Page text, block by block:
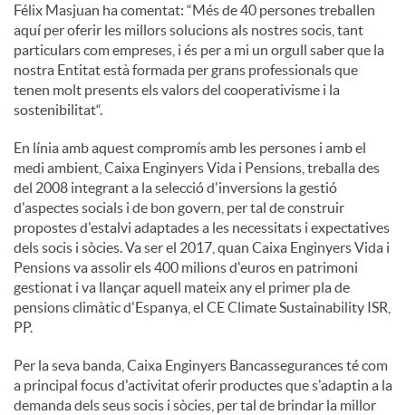
Félix Masjuan ha comentat: “Més de 40 persones treballen
aquí per oferir les millors solucions als nostres socis, tant
particulars com empreses, i és per a mi un orgull saber que la
nostra Entitat està formada per grans professionals que
tenen molt presents els valors del cooperativisme i la
sostenibilitat“.
En línia amb aquest compromís amb les persones i amb el
medi ambient, Caixa Enginyers Vida i Pensions, treballa des
del 2008 integrant a la selecció d'inversions la gestió
d'aspectes socials i de bon govern, per tal de construir
propostes d'estalvi adaptades a les necessitats i expectatives
dels socis i sòcies. Va ser el 2017, quan Caixa Enginyers Vida i
Pensions va assolir els 400 milions d'euros en patrimoni
gestionat i va llançar aquell mateix any el primer pla de
pensions climàtic d'Espanya, el CE Climate Sustainability ISR,
PP.
Per la seva banda, Caixa Enginyers Bancassegurances té com
a principal focus d'activitat oferir productes que s'adaptin a la
demanda dels seus socis i sòcies, per tal de brindar la millor